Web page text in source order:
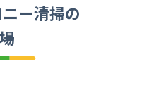
ー清掃の